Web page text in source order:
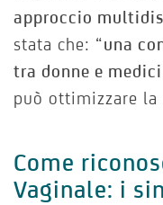
approccio
stata che: “una
tra donne e medici
può ottimizzare la
Come
Vaginale: i